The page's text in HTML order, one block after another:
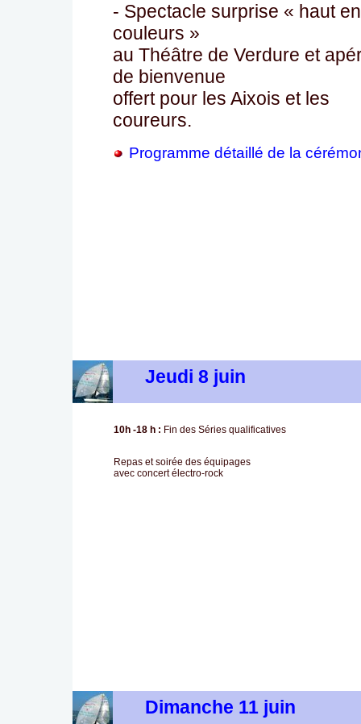
- Spectacle surprise « haut en
couleurs »
au Théâtre de Verdure et
de bienvenue
offert pour les Aixois et les
coureurs.
Programme détaillé de la
Jeudi 8 juin
10h -18 h : Fin des Séries qualificatives
Repas et soirée des équipages
avec concert électro-rock
Dimanche 11 juin